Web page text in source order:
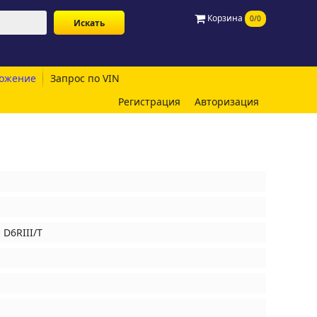
Корзина 0/0
Запрос по VIN
Регистрация
Авторизация
D6RIII/T